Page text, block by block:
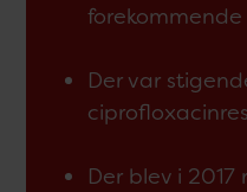
Der var
Der blev i